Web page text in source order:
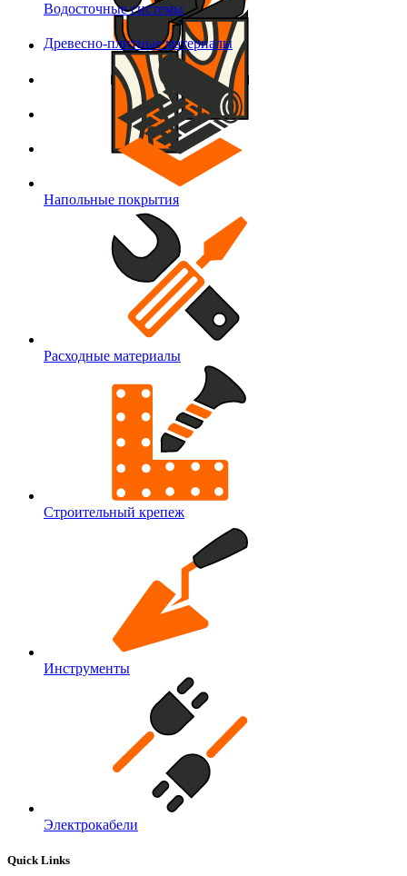
Водосточные системы
Древесно-плитные материалы
Напольные покрытия
Расходные материалы
Строительный крепеж
Инструменты
Электрокабели
Quick Links